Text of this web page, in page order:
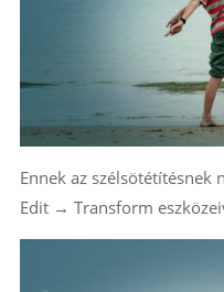
Ennek az szélsötétítésnek
Edit → Transform